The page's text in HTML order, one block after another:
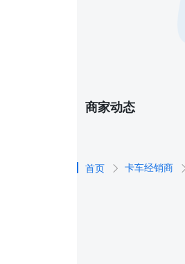
商家动态
首页 卡车经销商